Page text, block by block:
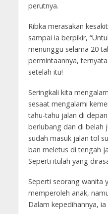
perutnya.
Ribka merasakan
sampai ia berpikir,
menunggu selama 20
permintaannya,
setelah itu!
Seringkali kita
sesaat mengalami
tahu-tahu jalan di
berlubang dan di belah
sudah masuk jalan tol
ban meletus di tengah
Seperti itulah yang
Seperti seorang wanita
memperoleh anak,
Dalam kepedihannya,